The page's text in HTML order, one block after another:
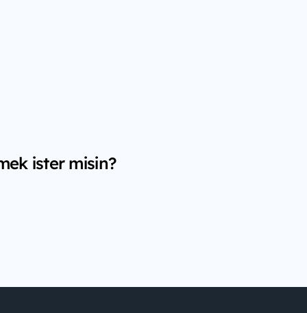
ister misin?